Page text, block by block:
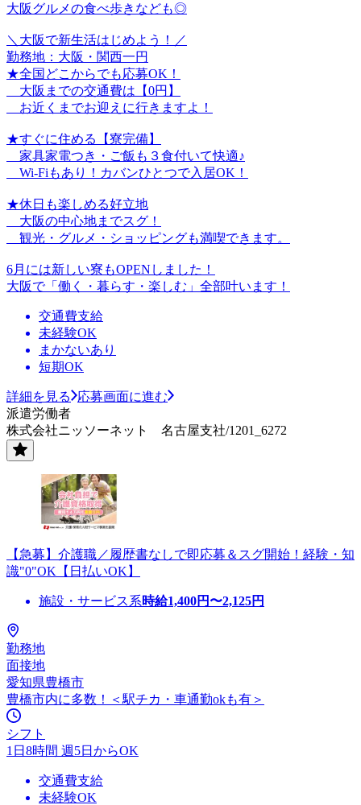
大阪グルメの食べ歩きなども◎
＼大阪で新生活はじめよう！／
勤務地：大阪・関西一円
★全国どこからでも応募OK！
大阪までの交通費は【0円】
お近くまでお迎えに行きますよ！
★すぐに住める【寮完備】
家具家電つき・ご飯も３食付いて快適♪
Wi-Fiもあり！カバンひとつで入居OK！
★休日も楽しめる好立地
大阪の中心地までスグ！
観光・グルメ・ショッピングも満喫できます。
6月には新しい寮もOPENしました！
大阪で「働く・暮らす・楽しむ」全部叶います！
交通費支給
未経験OK
まかないあり
短期OK
詳細を見る
応募画面に進む
派遣労働者
株式会社ニッソーネット 名古屋支社/1201_6272
【急募】介護職／履歴書なしで即応募＆スグ開始！経験・知
識"0"OK【日払いOK】
施設・サービス系時給1,400円〜2,125円
勤務地
面接地
愛知県豊橋市
豊橋市内に多数！＜駅チカ・車通勤okも有＞
シフト
1日8時間 週5日からOK
交通費支給
未経験OK